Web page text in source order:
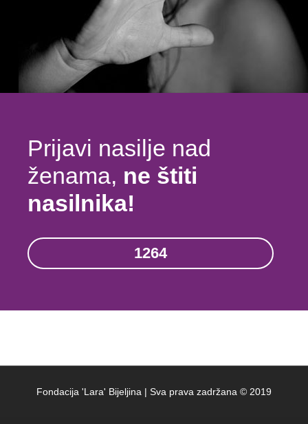
Prijavi nasilje nad
ženama, ne štiti
nasilnika!
1264
Fondacija 'Lara' Bijeljina | Sva prava zadržana © 2019